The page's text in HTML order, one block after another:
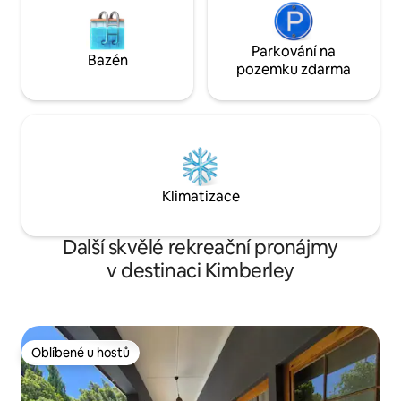
Bazén
Parkování na
pozemku zdarma
Klimatizace
Další skvělé rekreační pronájmy
v destinaci Kimberley
Oblíbené u hostů
Oblíbené u hostů